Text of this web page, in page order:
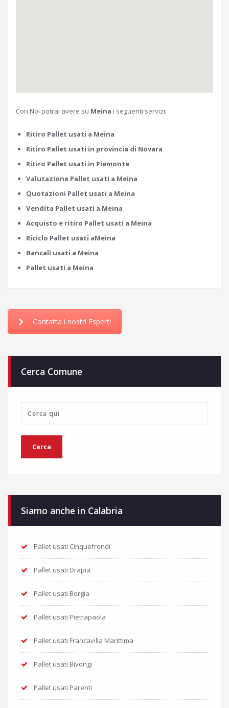
Con Noi potrai avere su Meina i seguenti servizi:
Ritiro Pallet usati a Meina
Ritiro Pallet usati in provincia di Novara
Ritiro Pallet usati in Piemonte
Valutazione Pallet usati a Meina
Quotazioni Pallet usati a Meina
Vendita Pallet usati a Meina
Acquisto e ritiro Pallet usati a Meina
Riciclo Pallet usati aMeina
Bancali usati a Meina
Pallet usati a Meina
Contatta i nostri Esperti
Cerca Comune
Siamo anche in Calabria
Pallet usati Cinquefrondi
Pallet usati Drapia
Pallet usati Borgia
Pallet usati Pietrapaola
Pallet usati Francavilla Marittima
Pallet usati Bivongi
Pallet usati Parenti